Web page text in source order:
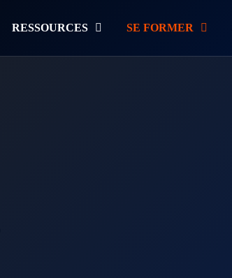
RESSOURCES SE FORMER